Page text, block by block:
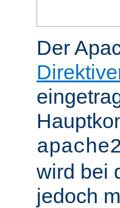
Der
wird bei
jedoch